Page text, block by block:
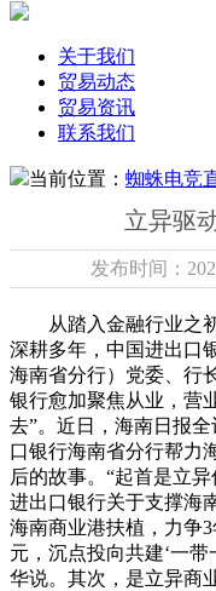
关于我们
贸易动态
贸易资讯
联系我们
当前位置： 蜘蛛电竞
立异驱
发布时间：
从踏入金融行业之初
深耕多年，中国进出口
海南省分行）党委、行
银行愈加聚焦从业，营
去”。近日，海南日报
口银行海南省分行帮力
后的故事。“起首是立
进出口银行关于支撑海
海南商业港扶植，力争
元，沉点投向共建‘一
华说。其次，是立异商